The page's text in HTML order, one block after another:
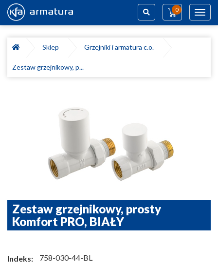
0
Sklep
Grzejniki i armatura c.o.
Zestaw grzejnikowy, p...
Zestaw grzejnikowy, prosty
Komfort PRO, BIAŁY
Indeks:
758-030-44-BL